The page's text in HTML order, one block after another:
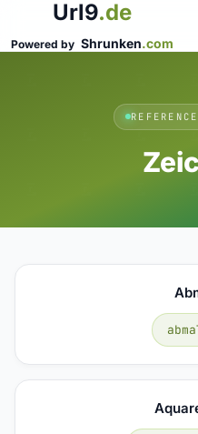
Url9.de
Powered by Shrunken.com